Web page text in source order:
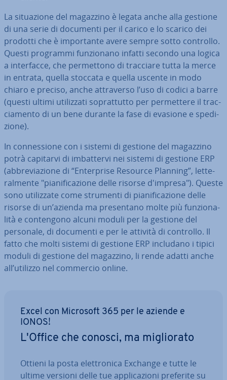
La si­tua­zio­ne del magazzino è legata anche alla gestione
di una serie di documenti per il carico e lo scarico dei
prodotti che è im­por­tan­te avere sempre sotto controllo.
Questi programmi fun­zio­na­no infatti secondo una logica
a in­ter­fac­ce, che per­met­to­no di tracciare tutta la merce
in entrata, quella stoccata e quella uscente in modo
chiaro e preciso, anche at­tra­ver­so l’uso di codici a barre
(questi ultimi uti­liz­za­ti so­prat­tut­to per per­met­te­re il trac­
cia­men­to di un bene durante la fase di evasione e spe­di­
zio­ne).
In con­nes­sio­ne con i sistemi di gestione del magazzino
potrà capitarvi di im­bat­ter­vi nei sistemi di gestione ERP
(ab­bre­via­zio­ne di “En­ter­pri­se Resource Planning”, let­te­
ral­men­te "pia­ni­fi­ca­zio­ne delle risorse d'impresa"). Queste
sono uti­liz­za­te come strumenti di pia­ni­fi­ca­zio­ne delle
risorse di un’azienda ma pre­sen­ta­no molte più fun­zio­na­
li­tà e con­ten­go­no alcuni moduli per la gestione del
personale, di documenti e per le attività di controllo. Il
fatto che molti sistemi di gestione ERP includano i tipici
moduli di gestione del magazzino, li rende adatti anche
all’utilizzo nel commercio online.
Excel con Microsoft 365 per le aziende e
IONOS!
L'Office che conosci, ma mi­glio­ra­to
Ottieni la posta elet­tro­ni­ca Exchange e tutte le
ultime versioni delle tue ap­pli­ca­zio­ni preferite su